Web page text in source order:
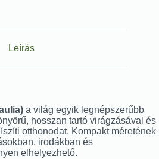
Leírás
a világ egyik legnépszerűbb
hosszan tartó virágzásával és
otthonodat. Kompakt méretének
irodákban és
elhelyezhető.